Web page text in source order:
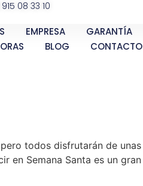
08 33 10
EMPRESA
GARANTÍA
BLOG CONTACTO
todos disfrutarán de unas
en Semana Santa es un gran